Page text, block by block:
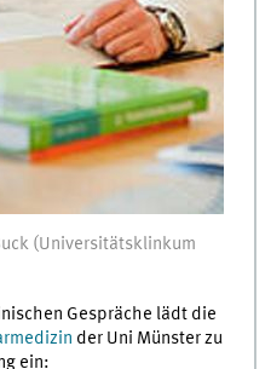
(Universitätsklinkum
Gespräche lädt die
der Uni Münster zu
ein: